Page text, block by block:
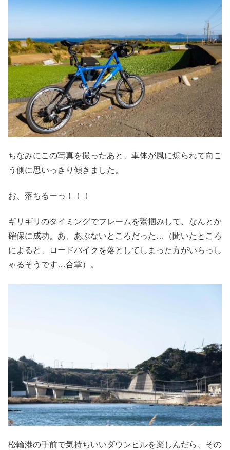
ちなみにこの写真を撮ったあと、車体が風に煽られて向こ
う側に思いっきり傾きました。
お、落ちるーっ！！！
ギリギリのタイミングでフレームを鷲掴みして、なんとか
確保に成功。あ、あぶないところだった…（聞いたところ
によると、ロードバイクを落としてしまった方がいらっし
ゃるそうです…合掌）。
松輪港の手前で気持ちいいダウンヒルを楽しんだら、その